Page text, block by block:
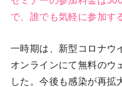
で、誰でも気軽に参加す
一時期は、新型コロナウ
オンラインにて無料のウ
した。今後も感染が再拡